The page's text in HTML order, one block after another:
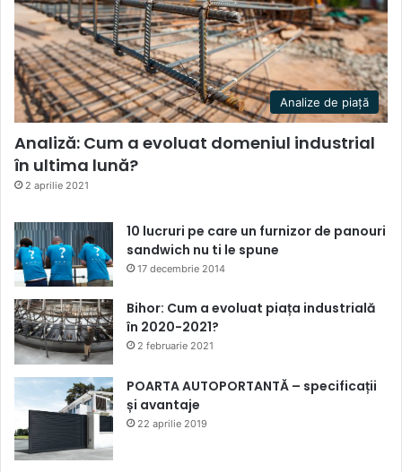
Analize de piață
Analiză: Cum a evoluat domeniul industrial
în ultima lună?
2 aprilie 2021
10 lucruri pe care un furnizor de panouri
sandwich nu ti le spune
17 decembrie 2014
Bihor: Cum a evoluat piața industrială
în 2020-2021?
2 februarie 2021
POARTA AUTOPORTANTĂ – specificații
și avantaje
22 aprilie 2019